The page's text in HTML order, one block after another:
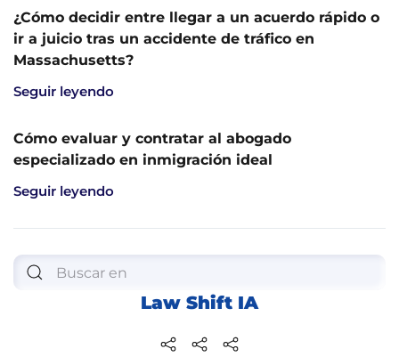
Law Shift IA
¿Cómo decidir entre llegar a un acuerdo rápido o
ir a juicio tras un accidente de tráfico en
Massachusetts?
Seguir leyendo
Cómo evaluar y contratar al abogado
especializado en inmigración ideal
Seguir leyendo